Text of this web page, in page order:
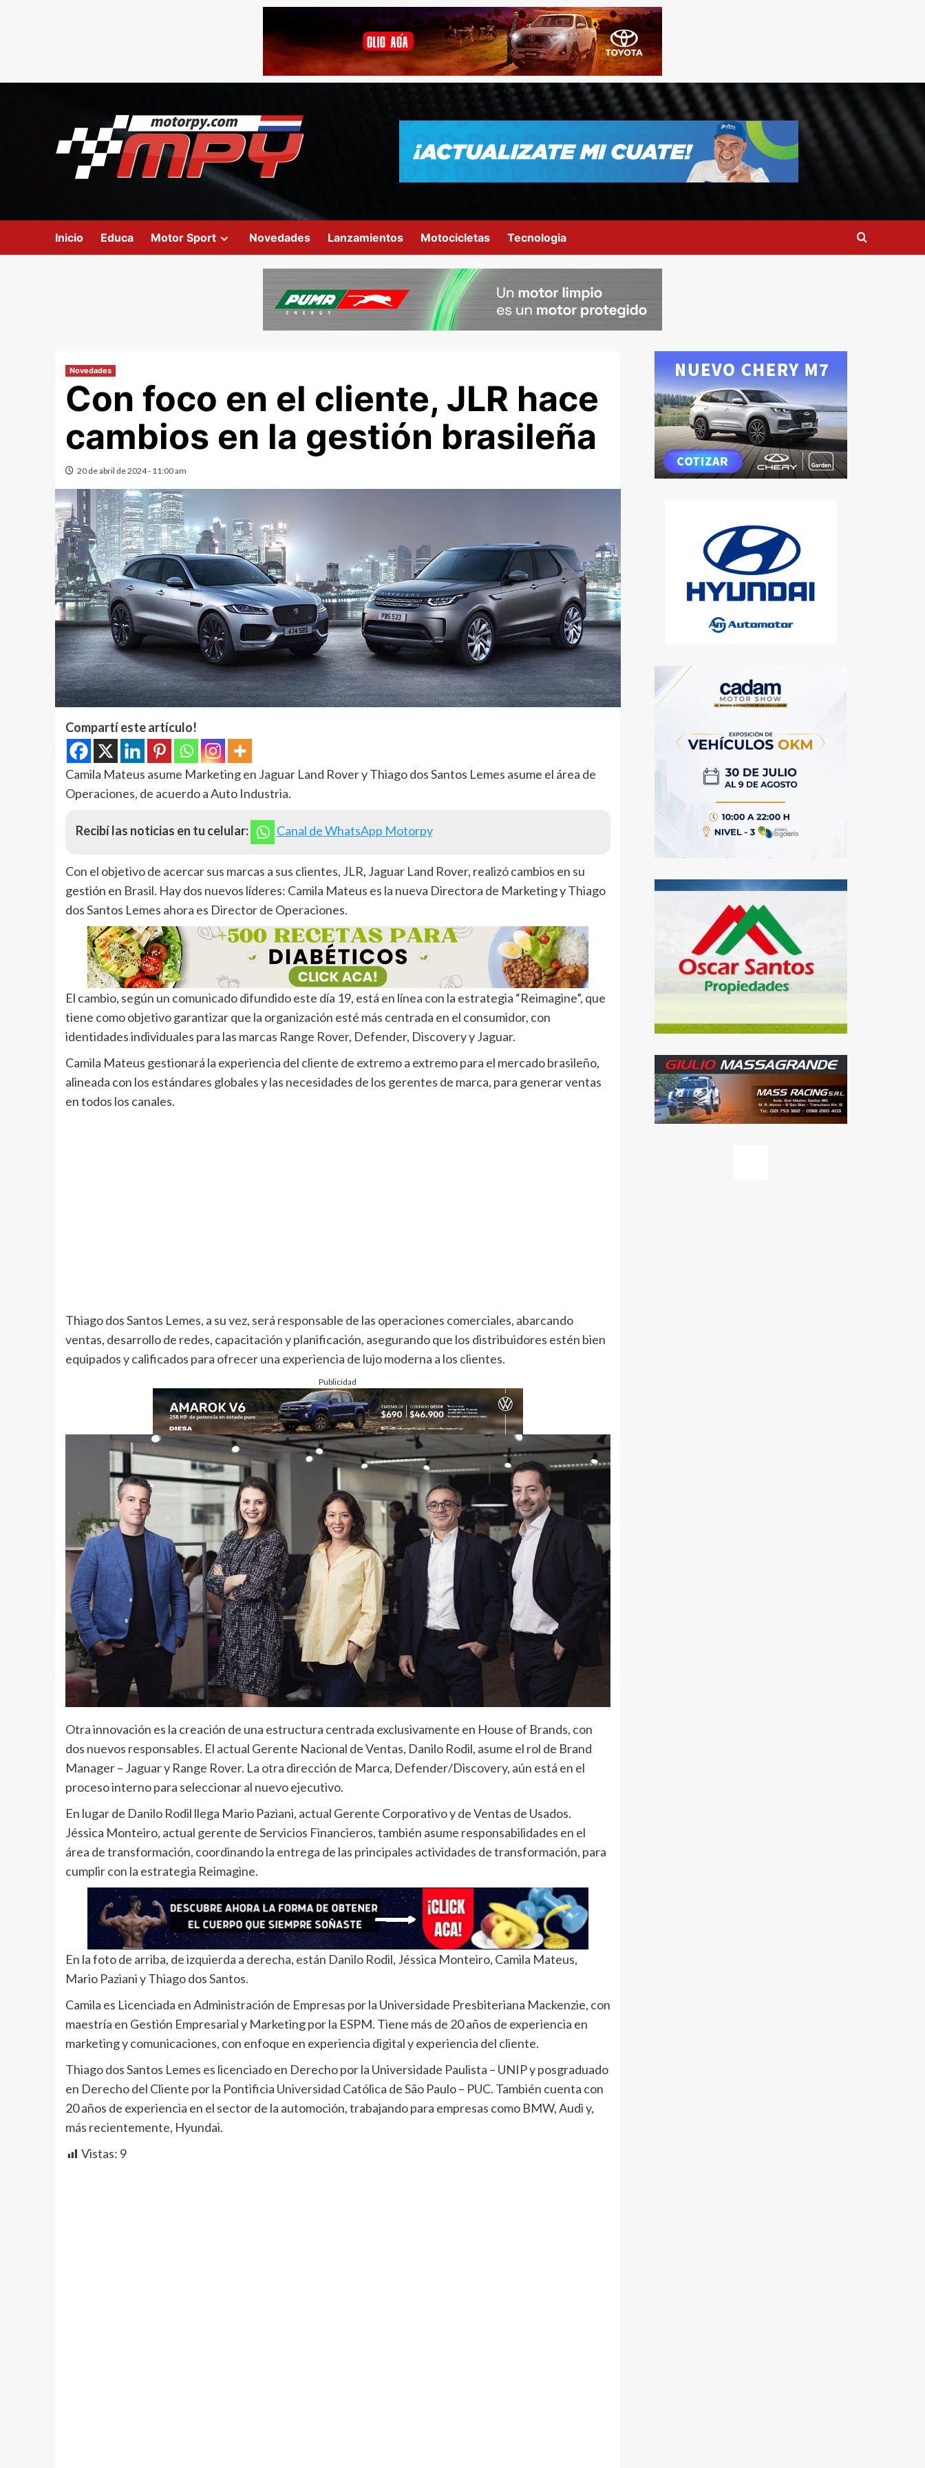
Inicio Educa Motor Sport Novedades Lanzamientos Motocicletas Tecnologia
Novedades
Con foco en el cliente, JLR hace
cambios en la gestión brasileña
20 de abril de 2024 - 11:00 am
Compartí este artículo!
Camila Mateus asume Marketing en Jaguar Land Rover y Thiago dos Santos Lemes asume el área de
Operaciones, de acuerdo a Auto Industria.
Recibí las noticias en tu celular: Canal de WhatsApp Motorpy
Con el objetivo de acercar sus marcas a sus clientes, JLR, Jaguar Land Rover, realizó cambios en su
gestión en Brasil. Hay dos nuevos líderes: Camila Mateus es la nueva Directora de Marketing y Thiago
dos Santos Lemes ahora es Director de Operaciones.
El cambio, según un comunicado difundido este día 19, está en línea con la estrategia “Reimagine”, que
tiene como objetivo garantizar que la organización esté más centrada en el consumidor, con
identidades individuales para las marcas Range Rover, Defender, Discovery y Jaguar.
Camila Mateus gestionará la experiencia del cliente de extremo a extremo para el mercado brasileño,
alineada con los estándares globales y las necesidades de los gerentes de marca, para generar ventas
en todos los canales.
Thiago dos Santos Lemes, a su vez, será responsable de las operaciones comerciales, abarcando
ventas, desarrollo de redes, capacitación y planificación, asegurando que los distribuidores estén bien
equipados y calificados para ofrecer una experiencia de lujo moderna a los clientes.
Publicidad
Otra innovación es la creación de una estructura centrada exclusivamente en House of Brands, con
dos nuevos responsables. El actual Gerente Nacional de Ventas, Danilo Rodil, asume el rol de Brand
Manager – Jaguar y Range Rover. La otra dirección de Marca, Defender/Discovery, aún está en el
proceso interno para seleccionar al nuevo ejecutivo.
En lugar de Danilo Rodil llega Mario Paziani, actual Gerente Corporativo y de Ventas de Usados.
Jéssica Monteiro, actual gerente de Servicios Financieros, también asume responsabilidades en el
área de transformación, coordinando la entrega de las principales actividades de transformación, para
cumplir con la estrategia Reimagine.
En la foto de arriba, de izquierda a derecha, están Danilo Rodil, Jéssica Monteiro, Camila Mateus,
Mario Paziani y Thiago dos Santos.
Camila es Licenciada en Administración de Empresas por la Universidade Presbiteriana Mackenzie, con
maestría en Gestión Empresarial y Marketing por la ESPM. Tiene más de 20 años de experiencia en
marketing y comunicaciones, con enfoque en experiencia digital y experiencia del cliente.
Thiago dos Santos Lemes es licenciado en Derecho por la Universidade Paulista – UNIP y posgraduado
en Derecho del Cliente por la Pontificia Universidad Católica de São Paulo – PUC. También cuenta con
20 años de experiencia en el sector de la automoción, trabajando para empresas como BMW, Audi y,
más recientemente, Hyundai.
Vistas: 9